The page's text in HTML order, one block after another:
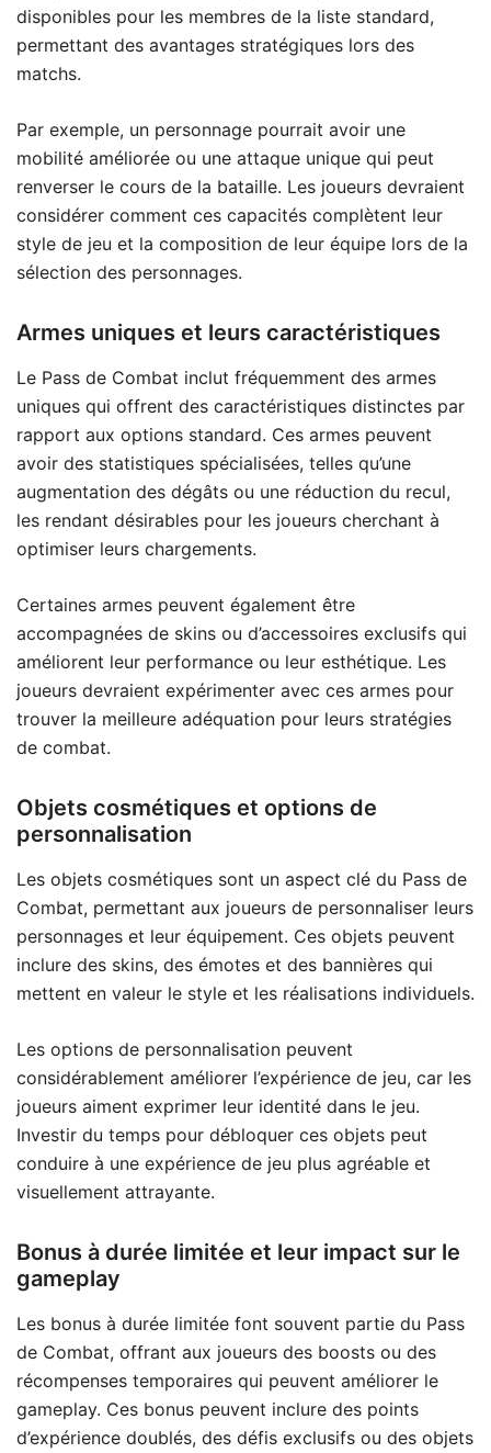
disponibles pour les membres de la liste standard,
permettant des avantages stratégiques lors des
matchs.
Par exemple, un personnage pourrait avoir une
mobilité améliorée ou une attaque unique qui peut
renverser le cours de la bataille. Les joueurs devraient
considérer comment ces capacités complètent leur
style de jeu et la composition de leur équipe lors de la
sélection des personnages.
Armes uniques et leurs caractéristiques
Le Pass de Combat inclut fréquemment des armes
uniques qui offrent des caractéristiques distinctes par
rapport aux options standard. Ces armes peuvent
avoir des statistiques spécialisées, telles qu’une
augmentation des dégâts ou une réduction du recul,
les rendant désirables pour les joueurs cherchant à
optimiser leurs chargements.
Certaines armes peuvent également être
accompagnées de skins ou d’accessoires exclusifs qui
améliorent leur performance ou leur esthétique. Les
joueurs devraient expérimenter avec ces armes pour
trouver la meilleure adéquation pour leurs stratégies
de combat.
Objets cosmétiques et options de
personnalisation
Les objets cosmétiques sont un aspect clé du Pass de
Combat, permettant aux joueurs de personnaliser leurs
personnages et leur équipement. Ces objets peuvent
inclure des skins, des émotes et des bannières qui
mettent en valeur le style et les réalisations individuels.
Les options de personnalisation peuvent
considérablement améliorer l’expérience de jeu, car les
joueurs aiment exprimer leur identité dans le jeu.
Investir du temps pour débloquer ces objets peut
conduire à une expérience de jeu plus agréable et
visuellement attrayante.
Bonus à durée limitée et leur impact sur le
gameplay
Les bonus à durée limitée font souvent partie du Pass
de Combat, offrant aux joueurs des boosts ou des
récompenses temporaires qui peuvent améliorer le
gameplay. Ces bonus peuvent inclure des points
d’expérience doublés, des défis exclusifs ou des objets